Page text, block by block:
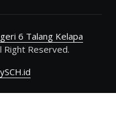
6 Talang Kelapa
Right Reserved.